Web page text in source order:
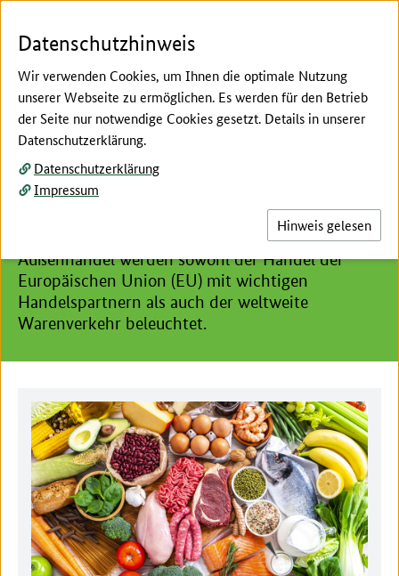
Hier beginnt der Hauptinhalt dieser Seite
Außenhandel
Der Außenhandel betrachtet Wert und Menge bei
Ein- und Ausfuhr von Gütern der Land- und
Ernährungswirtschaft. Neben dem deutschen
Außenhandel werden sowohl der Handel der
Europäischen Union (EU) mit wichtigen
Handelspartnern als auch der weltweite
Warenverkehr beleuchtet.
Datenschutzhinweis
Wir verwenden Cookies, um Ihnen die optimale Nutzung
unserer Webseite zu ermöglichen. Es werden für den Betrieb
der Seite nur notwendige Cookies gesetzt. Details in unserer
Datenschutzerklärung.
Datenschutzerklärung
Impressum
Hinweis gelesen